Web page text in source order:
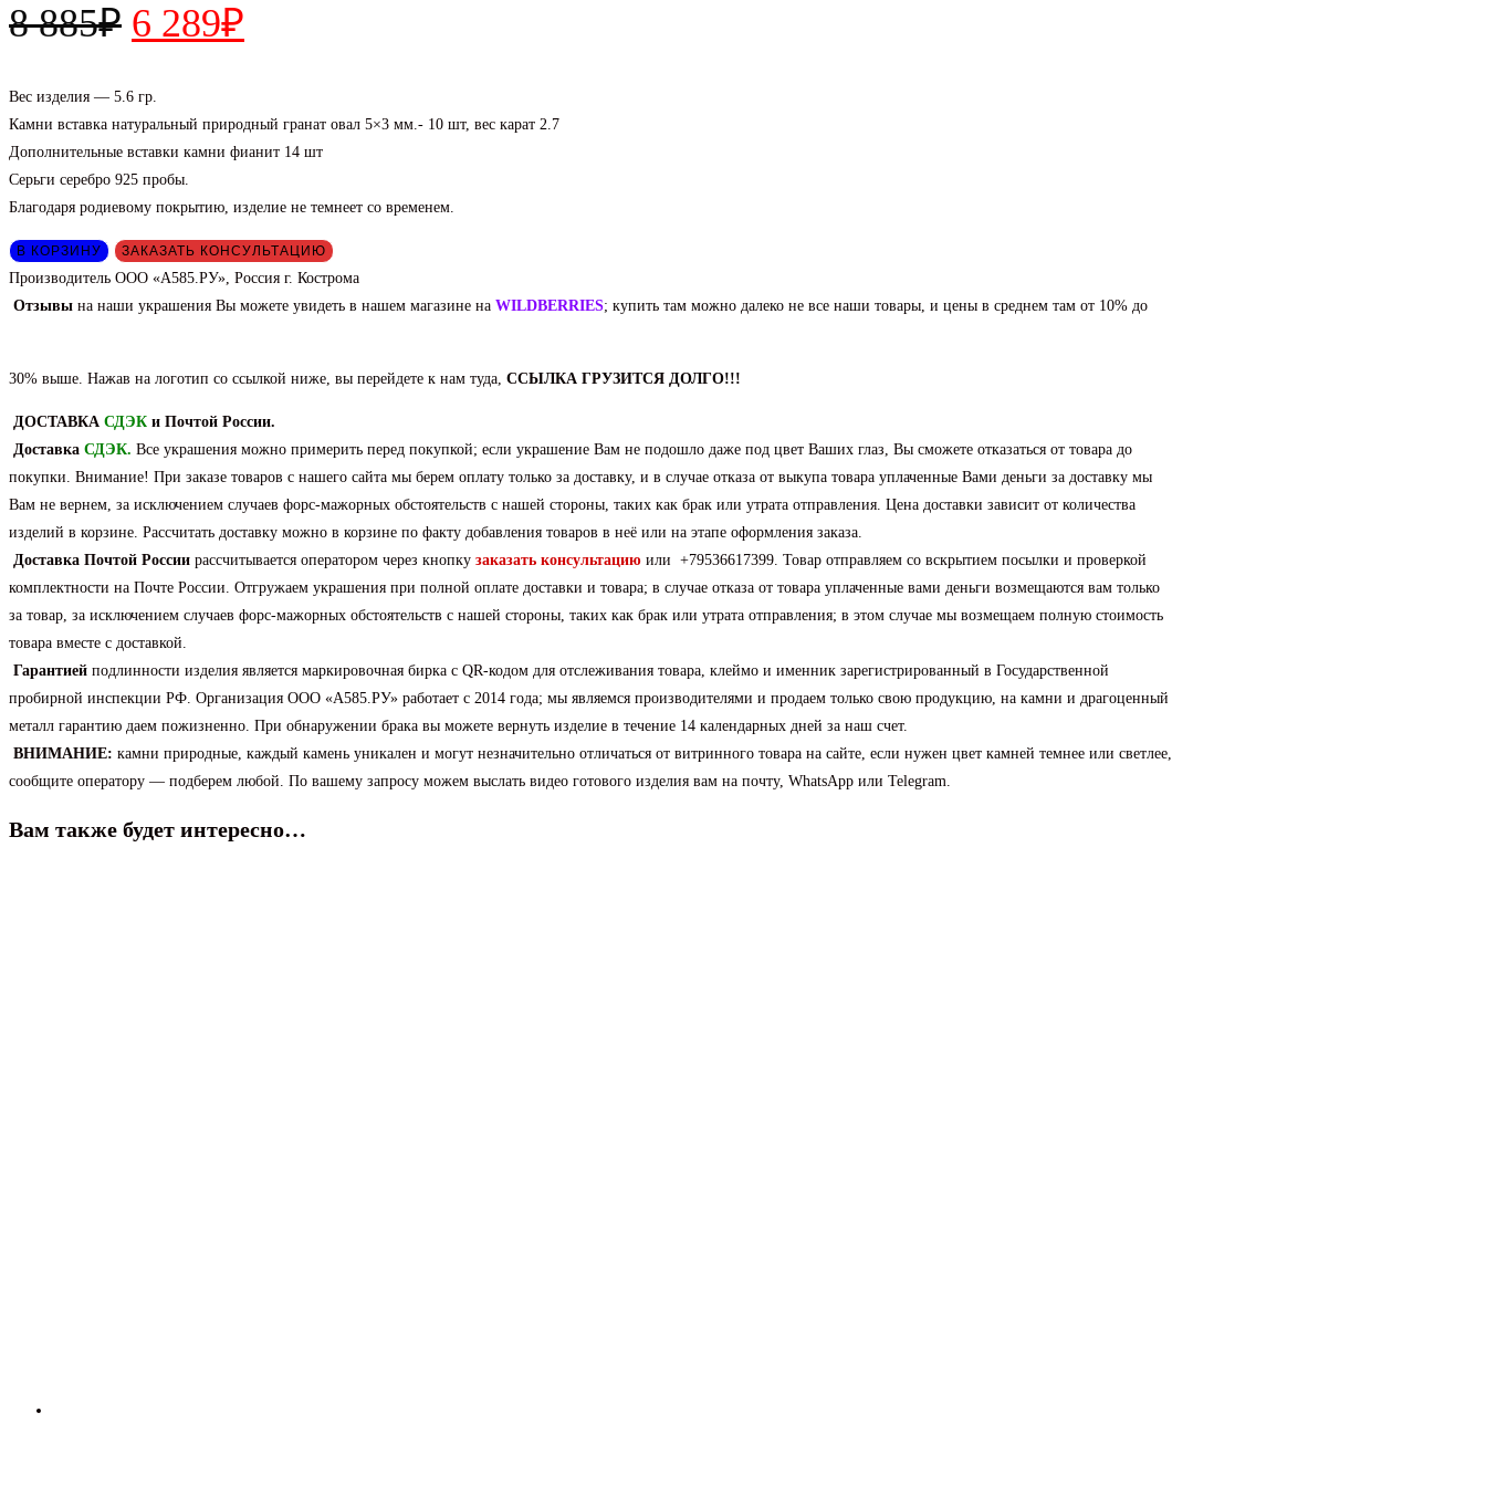
8 885₽ Первоначальная
составляла
8
885₽.
6 289₽
289₽.
Вес изделия — 5.6 гр.
Камни вставка натуральный природный гранат овал 5×3 мм.- 10 шт, вес карат 2.7
Дополнительные вставки камни фианит 14 шт
Серьги серебро 925 пробы.
Благодаря родиевому покрытию, изделие не темнеет со временем.
Количество
товара
Серьги
с
природным
гранатом.
В КОРЗИНУ ЗАКАЗАТЬ КОНСУЛЬТАЦИЮ
Производитель ООО «А585.РУ», Россия г. Кострома
Отзывы на наши украшения Вы можете увидеть в нашем магазине на WILDBERRIES; купить там можно далеко не все наши товары, и цены в среднем там от 10% до
30% выше. Нажав на логотип со ссылкой ниже, вы перейдете к нам туда, ССЫЛКА ГРУЗИТСЯ ДОЛГО!!!
ДОСТАВКА СДЭК и Почтой России.
Доставка СДЭК. Все украшения можно примерить перед покупкой; если украшение Вам не подошло даже под цвет Ваших глаз, Вы сможете отказаться от товара до
покупки. Внимание! При заказе товаров с нашего сайта мы берем оплату только за доставку, и в случае отказа от выкупа товара уплаченные Вами деньги за доставку мы
Вам не вернем, за исключением случаев форс-мажорных обстоятельств с нашей стороны, таких как брак или утрата отправления. Цена доставки зависит от количества
изделий в корзине. Рассчитать доставку можно в корзине по факту добавления товаров в неё или на этапе оформления заказа.
Доставка Почтой России рассчитывается оператором через кнопку заказать консультацию или +79536617399. Товар отправляем со вскрытием посылки и проверкой
комплектности на Почте России. Отгружаем украшения при полной оплате доставки и товара; в случае отказа от товара уплаченные вами деньги возмещаются вам только
за товар, за исключением случаев форс-мажорных обстоятельств с нашей стороны, таких как брак или утрата отправления; в этом случае мы возмещаем полную стоимость
товара вместе с доставкой.
Гарантией подлинности изделия является маркировочная бирка с QR-кодом для отслеживания товара, клеймо и именник зарегистрированный в Государственной
пробирной инспекции РФ. Организация ООО «А585.РУ» работает с 2014 года; мы являемся производителями и продаем только свою продукцию, на камни и драгоценный
металл гарантию даем пожизненно. При обнаружении брака вы можете вернуть изделие в течение 14 календарных дней за наш счет.
ВНИМАНИЕ: камни природные, каждый камень уникален и могут незначительно отличаться от витринного товара на сайте, если нужен цвет камней темнее или светлее,
сообщите оператору — подберем любой. По вашему запросу можем выслать видео готового изделия вам на почту, WhatsApp или Telegram.
Вам также будет интересно…